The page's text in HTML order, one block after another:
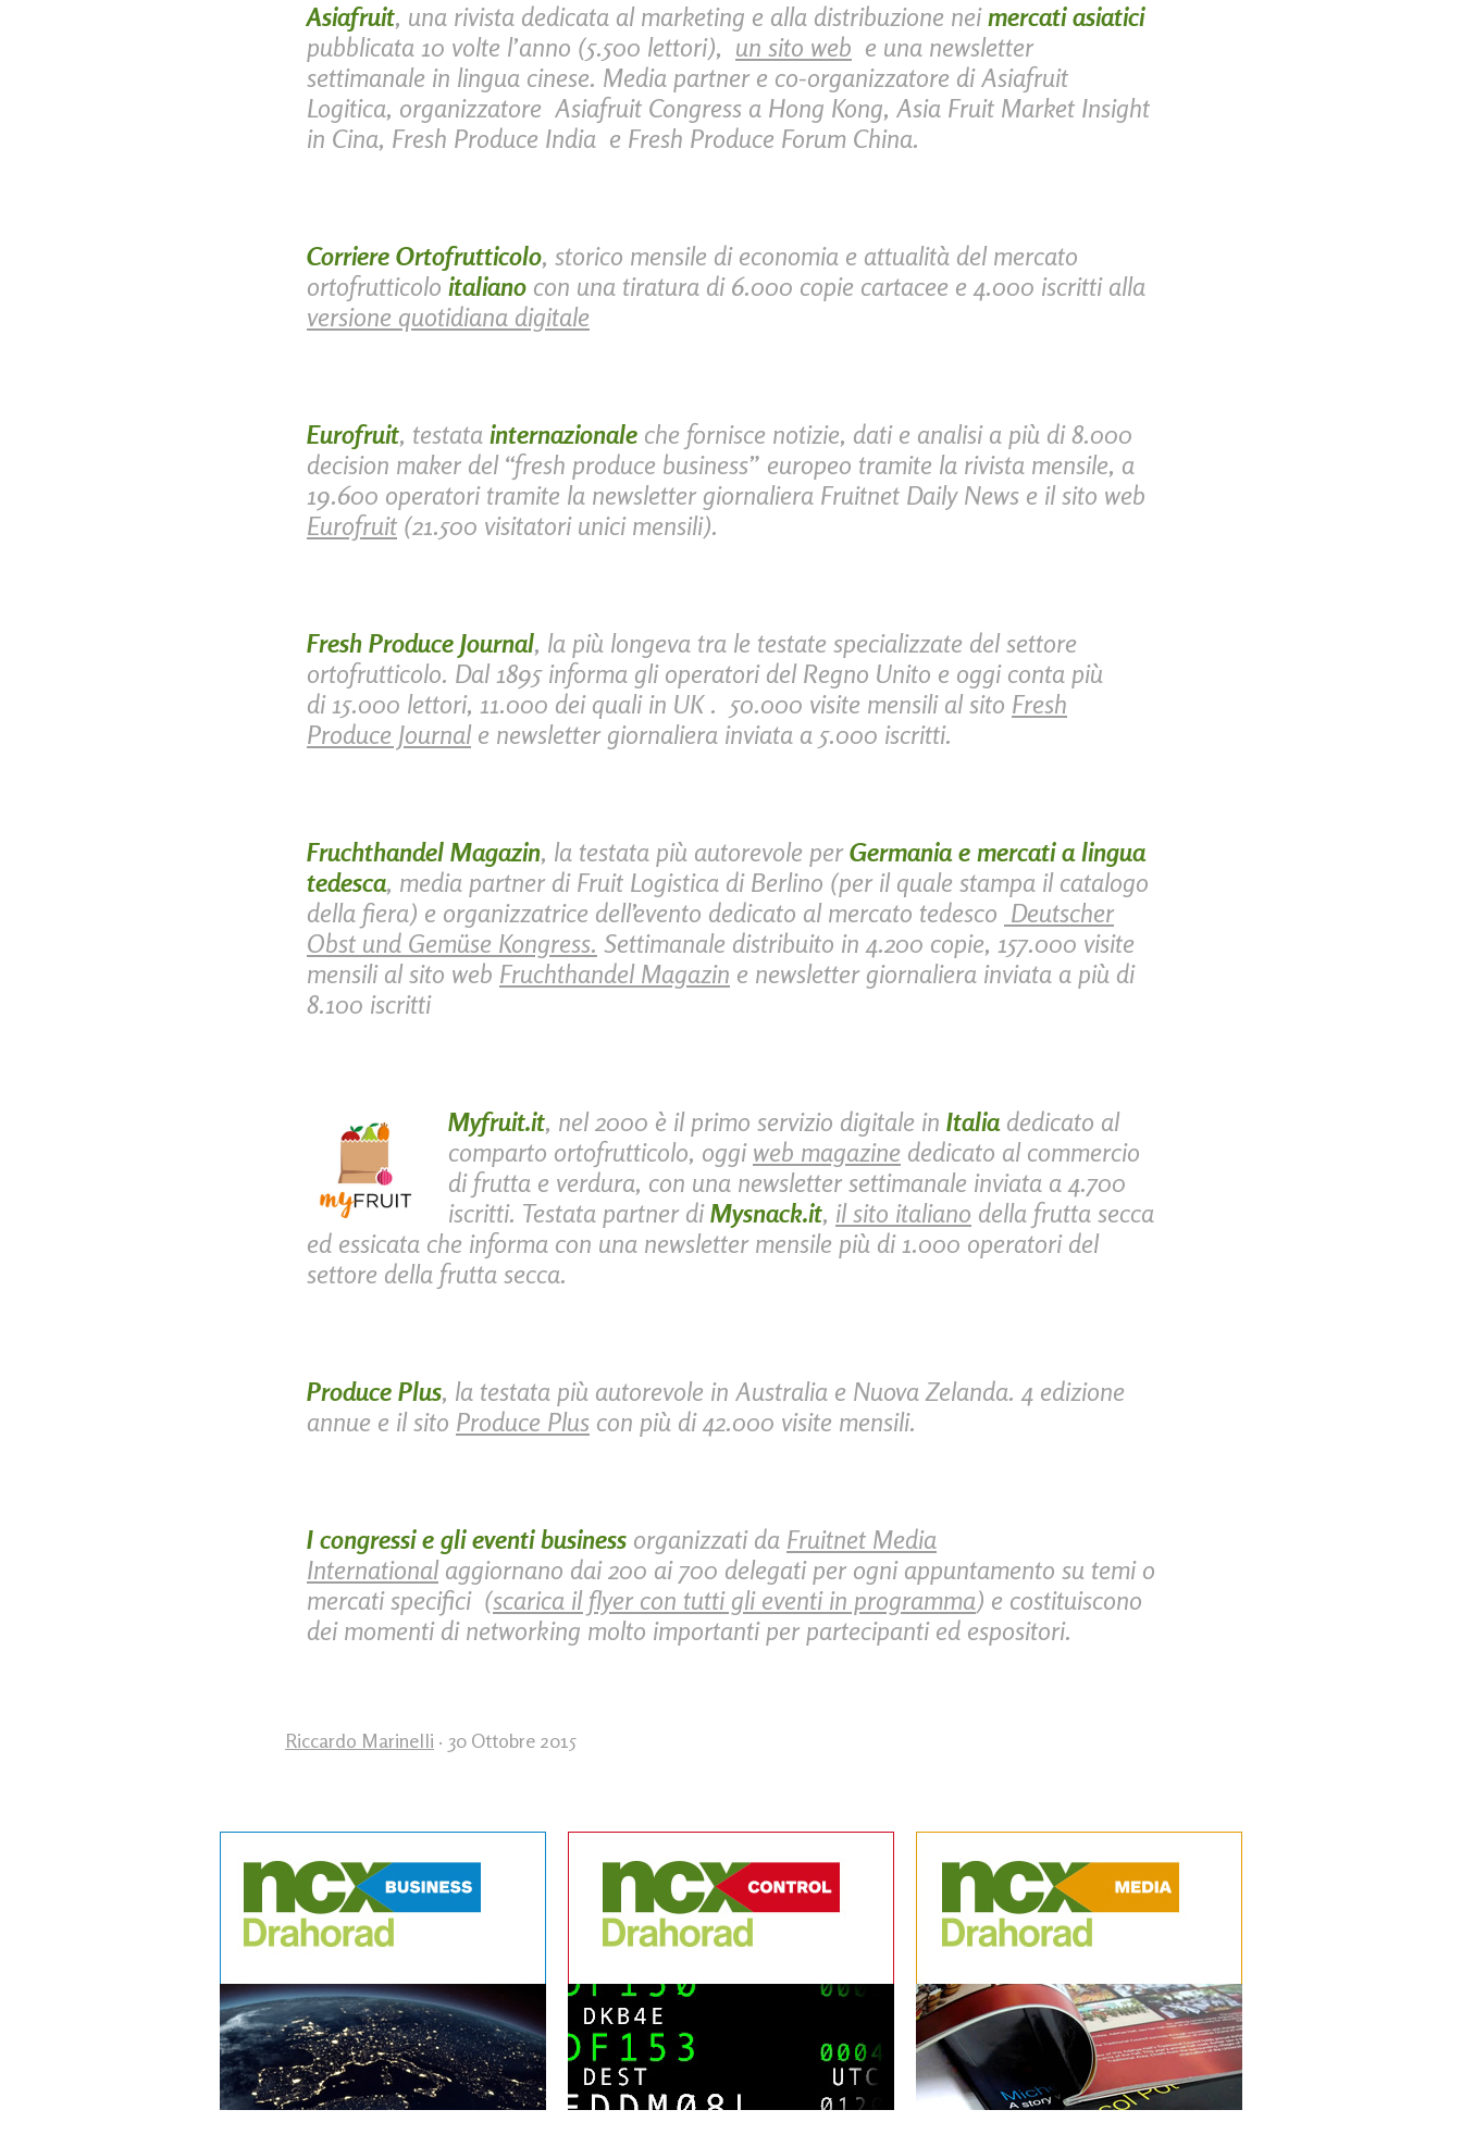
Asiafruit, una rivista dedicata al marketing e alla distribuzione neimercati asiatici
pubblicata 10 volte l’anno (5.500 lettori), un sito web e una newsletter
settimanale in lingua cinese. Media partner e co-organizzatore di Asiafruit
Logitica, organizzatore Asiafruit Congress a Hong Kong, Asia Fruit Market Insight
in Cina, Fresh Produce India e Fresh Produce Forum China.
Corriere Ortofrutticolo, storico mensile di economia e attualità del mercato
ortofrutticolo italiano con una tiratura di 6.000 copie cartacee e 4.000 iscritti alla
versione quotidiana digitale
Eurofruit, testata internazionale che fornisce notizie, dati e analisi a più di 8.000
decision maker del “fresh produce business” europeo tramite la rivista mensile, a
19.600 operatori tramite la newsletter giornaliera Fruitnet Daily News e il sito web
Eurofruit (21.500 visitatori unici mensili).
Fresh Produce Journal, la più longeva tra le testate specializzate del settore
ortofrutticolo. Dal 1895 informa gli operatori del Regno Unito e oggi conta più
di 15.000 lettori, 11.000 dei quali in UK . 50.000 visite mensili al sito Fresh
Produce Journale newsletter giornaliera inviata a 5.000 iscritti.
Fruchthandel Magazin, la testata più autorevole perGermania e mercati a lingua
tedesca, media partner di Fruit Logistica di Berlino (per il quale stampa il catalogo
della fiera) e organizzatrice dell’evento dedicato al mercato tedesco Deutscher
Obst und Gemüse Kongress. Settimanale distribuito in 4.200 copie, 157.000 visite
mensili al sito web Fruchthandel Magazin e newsletter giornaliera inviata a più di
8.100 iscritti
Myfruit.it, nel 2000 è il primo servizio digitale in Italiadedicato al
comparto ortofrutticolo, oggi web magazine dedicato al commercio
di frutta e verdura, con una newsletter settimanale inviata a 4.700
iscritti. Testata partner diMysnack.it, il sito italiano della frutta secca
ed essicata che informa con una newsletter mensile più di 1.000 operatori del
settore della frutta secca.
Produce Plus, la testata più autorevole in Australia e Nuova Zelanda.4 edizione
annue e il sito Produce Plus con più di 42.000 visite mensili.
I congressi e gli eventi business organizzati da Fruitnet Media
Internationalaggiornano dai 200 ai 700 delegati per ogni appuntamento su temi o
mercati specifici (scarica il flyer con tutti gli eventi in programma) e costituiscono
dei momenti di networking molto importanti per partecipanti ed espositori.
Riccardo Marinelli · 30 Ottobre 2015